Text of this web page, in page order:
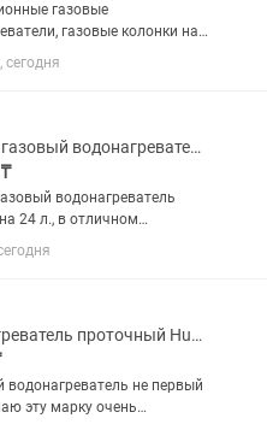
газовые
газовые колонки на
Розница 70000 тенге.
тенге Медный
управление.
вытяжка+...
Продам газовый водонагреватель Риннай
водонагреватель
24 л., в отличном
был в использовании около
Водонагреватель проточный Hubert AGW T30 белый
водонагреватель не первый
эту марку очень